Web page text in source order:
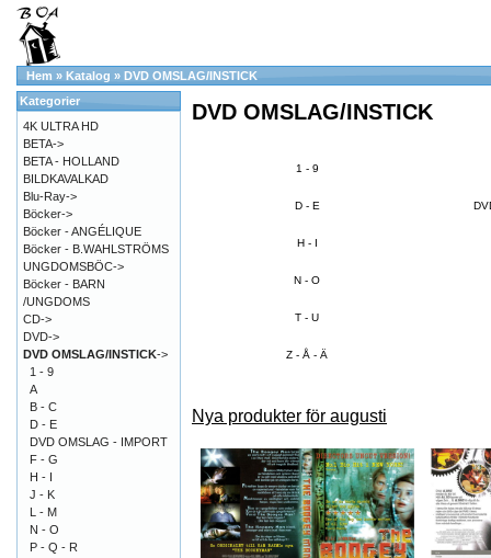
Hem » Katalog » DVD OMSLAG/INSTICK
DVD OMSLAG/INSTICK
1 - 9
D - E
H - I
N - O
T - U
Z - Å - Ä
Nya produkter för augusti
Kategorier
4K ULTRA HD
BETA->
BETA - HOLLAND
BILDKAVALKAD
Blu-Ray->
Böcker->
Böcker - ANGÉLIQUE
Böcker - B.WAHLSTRÖMS
UNGDOMSBÖC->
Böcker - BARN
/UNGDOMS
CD->
DVD->
DVD OMSLAG/INSTICK->
1 - 9
A
B - C
D - E
DVD OMSLAG - IMPORT
F - G
H - I
J - K
L - M
N - O
P - Q - R